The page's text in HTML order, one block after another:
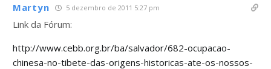
Martyn 5 dezembro de 2011 5:27 pm
Link da Fórum:
http://www.cebb.org.br/ba/salvador/682-ocupacao-
chinesa-no-tibete-das-origens-historicas-ate-os-nossos-